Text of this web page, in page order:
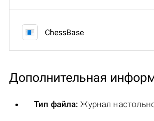
ChessBase
Дополнительная
Тип файла: Журнал